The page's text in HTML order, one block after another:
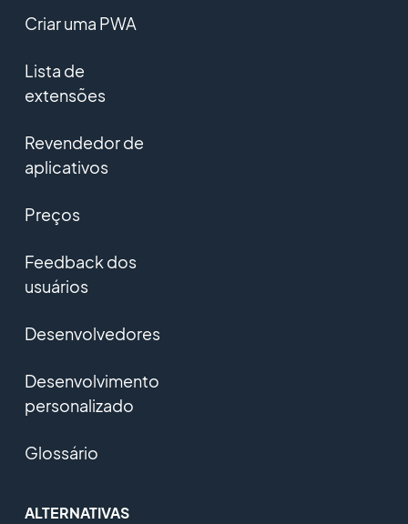
Criar uma PWA
Lista de
extensões
Revendedor de
aplicativos
Preços
Feedback dos
usuários
Desenvolvedores
Desenvolvimento
personalizado
Glossário
ALTERNATIVAS